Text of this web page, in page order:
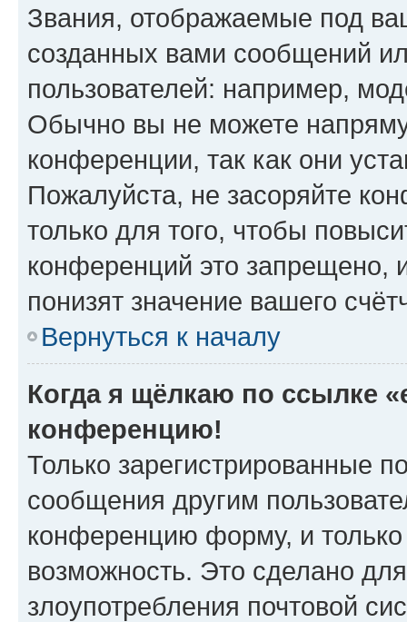
Звания, отображаемые под
созданных вами сообщений
пользователей: например,
Обычно вы не можете
конференции, так как они
Пожалуйста, не засоряйте
только для того, чтобы
конференций это запрещено,
понизят значение вашего
Вернуться к началу
Когда я щёлкаю по ссылке
конференцию!
Только зарегистрированные
сообщения другим
конференцию форму, и
возможность. Это сделано
злоупотребления почтовой